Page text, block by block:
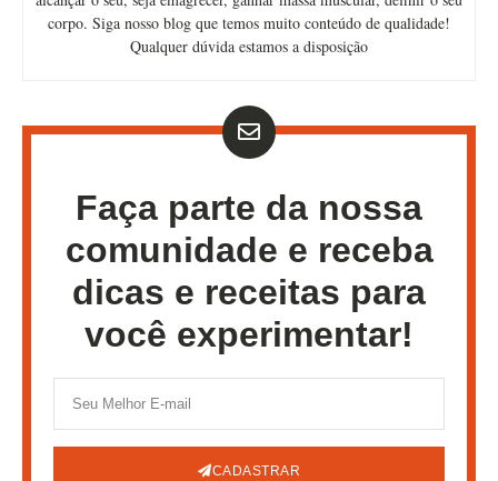
corpo. Siga nosso blog que temos muito conteúdo de qualidade!
Qualquer dúvida estamos a disposição
Faça parte da nossa
comunidade e receba
dicas e receitas para
você experimentar!
CADASTRAR